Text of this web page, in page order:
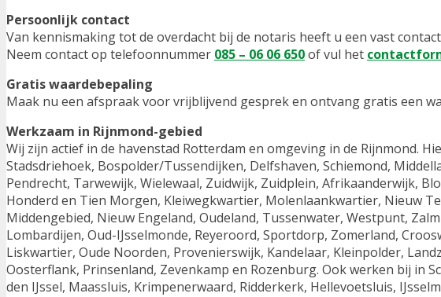
Persoonlijk contact
Van kennismaking tot de overdacht bij de notaris heeft u een vast
Neem contact op telefoonnummer 085 – 06 06 650of vul het
Gratis waardebepaling
Maak nu een afspraak voor vrijblijvend gesprek en ontvang gratis een
Werkzaam in Rijnmond-gebied
Wij zijn actief in de havenstad Rotterdam en omgeving in de Rijnmond.
Stadsdriehoek, Bospolder/Tussendijken, Delfshaven, Schiemond,
Pendrecht, Tarwewijk, Wielewaal, Zuidwijk, Zuidplein, Afrikaanderwijk,
Honderd en Tien Morgen, Kleiwegkwartier, Molenlaankwartier, Nieuw
Middengebied, Nieuw Engeland, Oudeland, Tussenwater, Westpunt,
Lombardijen, Oud-IJsselmonde, Reyeroord, Sportdorp, Zomerland,
Liskwartier, Oude Noorden, Provenierswijk, Kandelaar, Kleinpolder,
Oosterflank, Prinsenland, Zevenkamp en Rozenburg. Ook werken bij in
den IJssel, Maassluis, Krimpenerwaard, Ridderkerk, Hellevoetsluis,